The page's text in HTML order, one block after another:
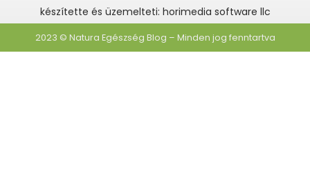
készítette és üzemelteti: horimedia software llc
2023 © Natura Egészség Blog – Minden jog fenntartva